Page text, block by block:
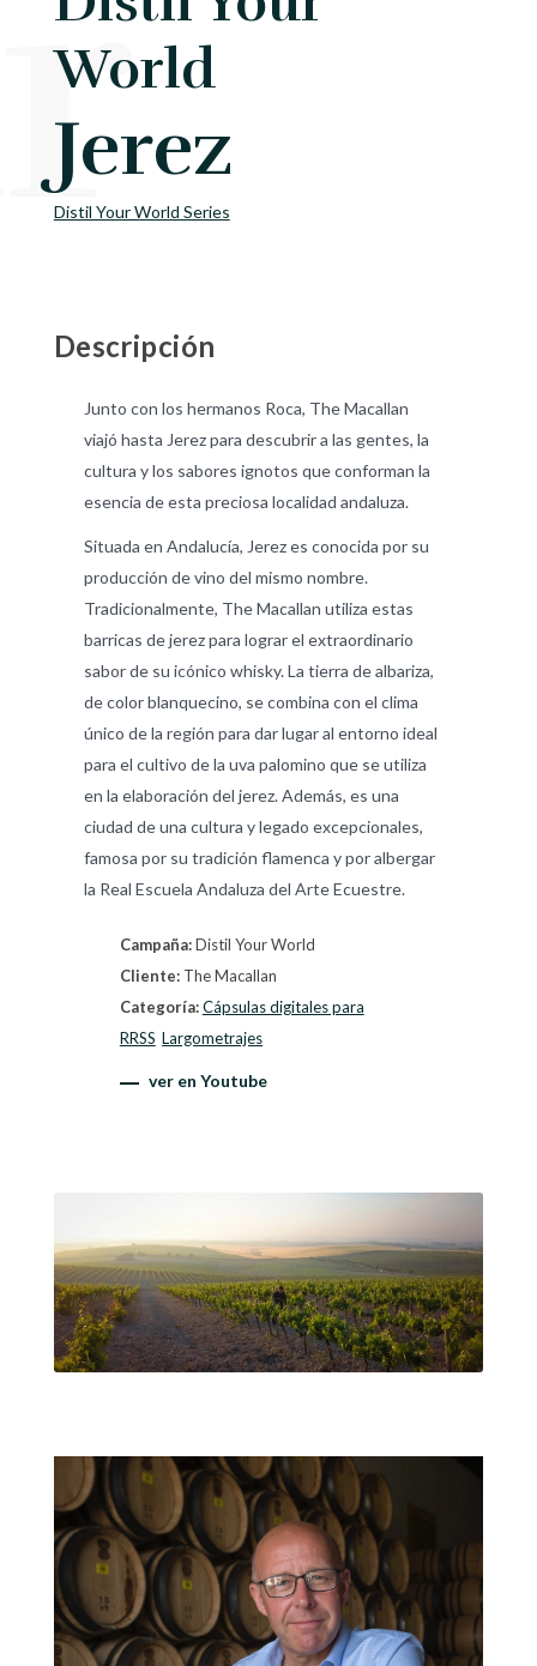
World
Jerez
Distil Your World Series
Descripción
Junto con los hermanos Roca, The Macallan
viajó hasta Jerez para descubrir a las gentes, la
cultura y los sabores ignotos que conforman la
esencia de esta preciosa localidad andaluza.
Situada en Andalucía, Jerez es conocida por su
producción de vino del mismo nombre.
Tradicionalmente, The Macallan utiliza estas
barricas de jerez para lograr el extraordinario
sabor de su icónico whisky. La tierra de albariza,
de color blanquecino, se combina con el clima
único de la región para dar lugar al entorno ideal
para el cultivo de la uva palomino que se utiliza
en la elaboración del jerez. Además, es una
ciudad de una cultura y legado excepcionales,
famosa por su tradición flamenca y por albergar
la Real Escuela Andaluza del Arte Ecuestre.
Campaña:Distil Your World
Cliente:The Macallan
Categoría: Cápsulas digitales para
RRSS Largometrajes
ver en Youtube